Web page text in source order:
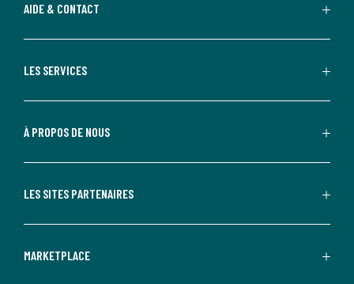
AIDE & CONTACT
LES SERVICES
À PROPOS DE NOUS
LES SITES PARTENAIRES
MARKETPLACE